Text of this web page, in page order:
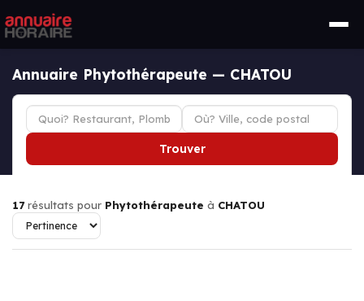
Annuaire Phytothérapeute — CHATOU
Trouver
17 résultats pour Phytothérapeute à CHATOU